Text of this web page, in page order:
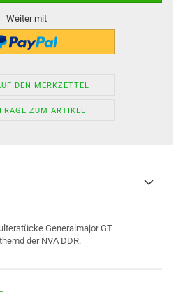
Weiter mit
DEN MERKZETTEL
FRAGE ZUM ARTIKEL
Generalmajor GT
der NVA DDR.